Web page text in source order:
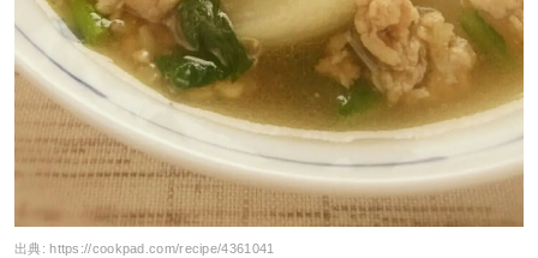
出典:https://cookpad.com/recipe/4361041